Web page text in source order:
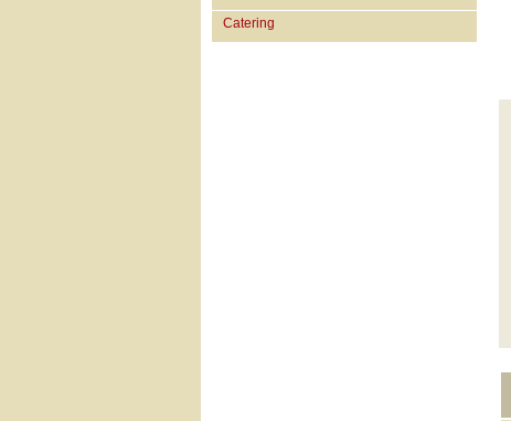
Catering